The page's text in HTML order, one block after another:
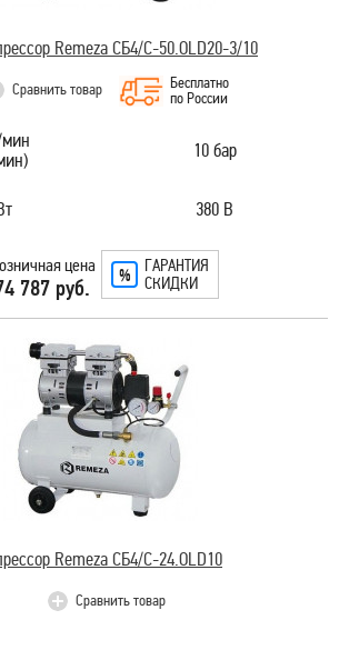
Remeza СБ4/C-50.OLD20-3/10
Сравнить товар
Бесплатно
по России
10 бар
380 В
цена
787 руб.
ГАРАНТИЯ
СКИДКИ
Remeza СБ4/C-24.OLD10
Сравнить товар